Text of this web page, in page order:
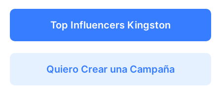
Top Influencers Kingston
Quiero Crear una Campaña